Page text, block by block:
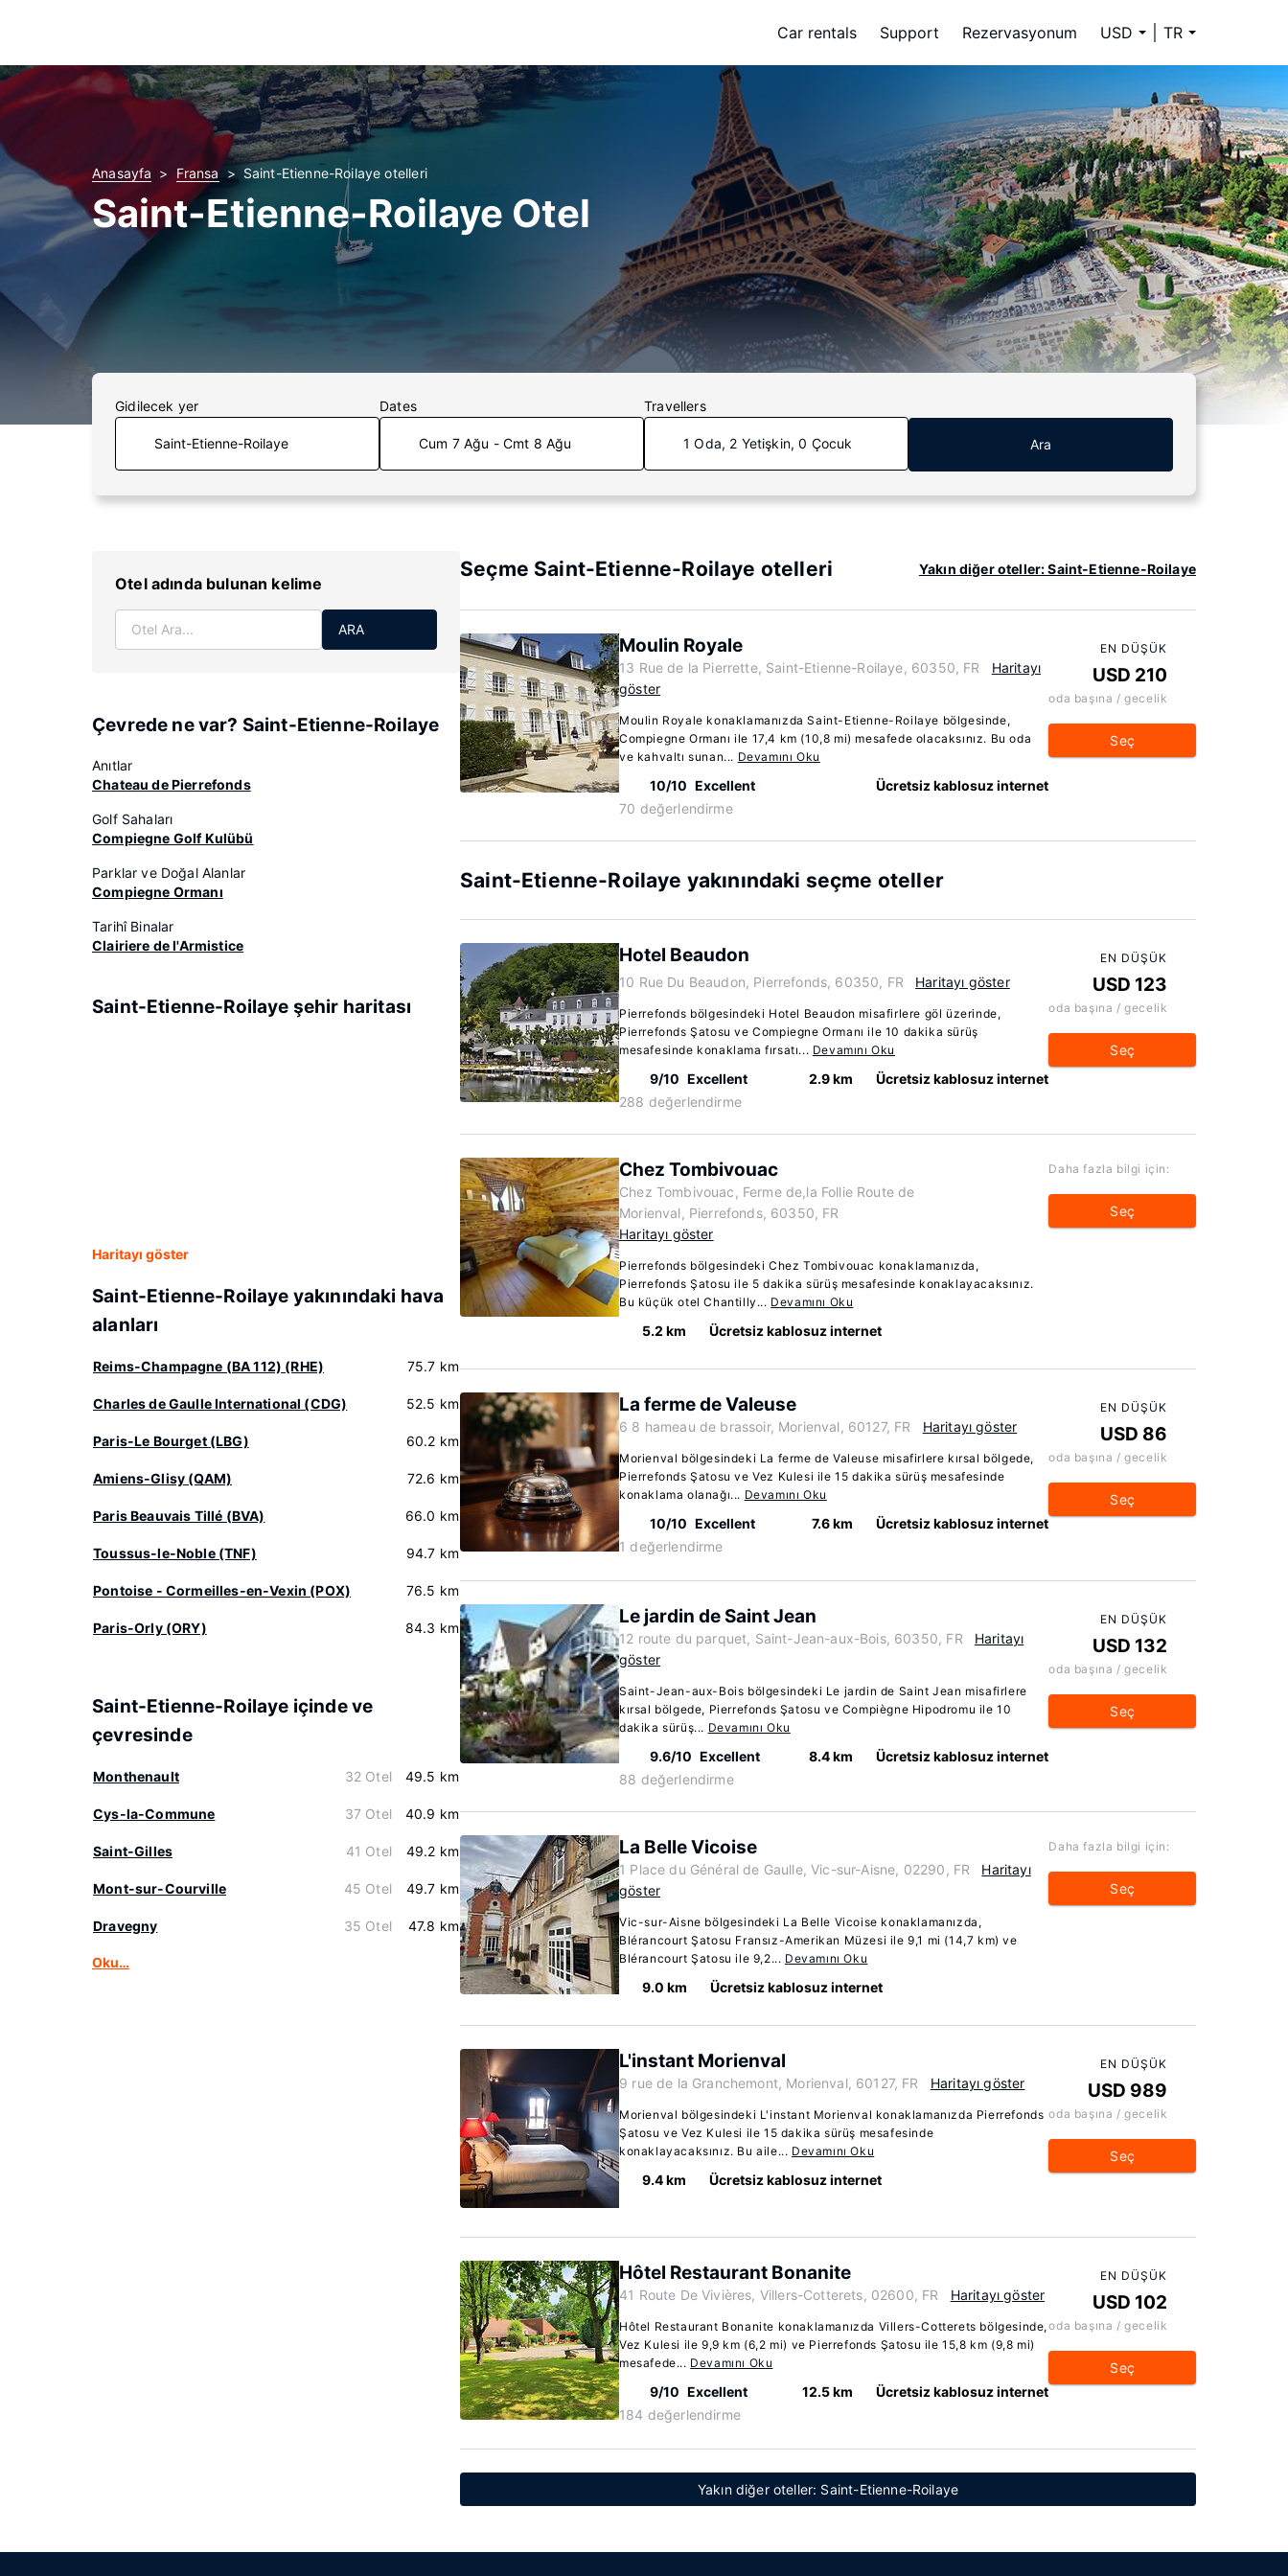
Car rentals Support Rezervasyonum USD TR
Anasayfa Fransa Saint-Etienne-Roilaye otelleri
Saint-Etienne-Roilaye Otel
Gidilecek yer Dates
Cum 7 Ağu - Cmt 8 Ağu
Travellers
1 Oda, 2 Yetişkin, 0 Çocuk Ara
Otel adında bulunan kelime
ARA
Çevrede ne var? Saint-Etienne-Roilaye
Anıtlar
Chateau de Pierrefonds
Golf Sahaları
Compiegne Golf Kulübü
Parklar ve Doğal Alanlar
Compiegne Ormanı
Tarihî Binalar
Clairiere de l'Armistice
Saint-Etienne-Roilaye şehir haritası
Haritayı göster
Saint-Etienne-Roilaye yakınındaki hava
alanları
Reims-Champagne (BA 112) (RHE) 75.7 km
Charles de Gaulle International (CDG) 52.5 km
Paris-Le Bourget (LBG) 60.2 km
Amiens-Glisy (QAM) 72.6 km
Paris Beauvais Tillé (BVA) 66.0 km
Toussus-le-Noble (TNF) 94.7 km
Pontoise - Cormeilles-en-Vexin (POX) 76.5 km
Paris-Orly (ORY) 84.3 km
Saint-Etienne-Roilaye içinde ve
çevresinde
Monthenault 32 Otel 49.5 km
Cys-la-Commune 37 Otel 40.9 km
Saint-Gilles 41 Otel 49.2 km
Mont-sur-Courville 45 Otel 49.7 km
Dravegny 35 Otel 47.8 km
Oku…
Seçme Saint-Etienne-Roilaye otelleri Yakın diğer oteller: Saint-Etienne-Roilaye
Moulin Royale
13 Rue de la Pierrette, Saint-Etienne-Roilaye, 60350, FR
Haritayı
göster
Moulin Royale konaklamanızda Saint-Etienne-Roilaye bölgesinde,
Compiegne Ormanı ile 17,4 km (10,8 mi) mesafede olacaksınız. Bu oda
ve kahvaltı sunan... Devamını Oku
10/10 Excellent
70 değerlendirme
Ücretsiz kablosuz internet
EN DÜŞÜK
USD 210
oda başına / gecelik
Seç
Saint-Etienne-Roilaye yakınındaki seçme oteller
Hotel Beaudon
10 Rue Du Beaudon, Pierrefonds, 60350, FR Haritayı göster
Pierrefonds bölgesindeki Hotel Beaudon misafirlere göl üzerinde,
Pierrefonds Şatosu ve Compiegne Ormanı ile 10 dakika sürüş
mesafesinde konaklama fırsatı... Devamını Oku
9/10 Excellent
288 değerlendirme
2.9 km Ücretsiz kablosuz internet
EN DÜŞÜK
USD 123
oda başına / gecelik
Seç
Chez Tombivouac
Chez Tombivouac, Ferme de,la Follie Route de
Morienval, Pierrefonds, 60350, FR
Haritayı göster
Pierrefonds bölgesindeki Chez Tombivouac konaklamanızda,
Pierrefonds Şatosu ile 5 dakika sürüş mesafesinde konaklayacaksınız.
Bu küçük otel Chantilly... Devamını Oku
5.2 km Ücretsiz kablosuz internet
Daha fazla bilgi için:
Seç
La ferme de Valeuse
6 8 hameau de brassoir, Morienval, 60127, FR Haritayı göster
Morienval bölgesindeki La ferme de Valeuse misafirlere kırsal bölgede,
Pierrefonds Şatosu ve Vez Kulesi ile 15 dakika sürüş mesafesinde
konaklama olanağı... Devamını Oku
10/10 Excellent
1 değerlendirme
7.6 km Ücretsiz kablosuz internet
EN DÜŞÜK
USD 86
oda başına / gecelik
Seç
Le jardin de Saint Jean
12 route du parquet, Saint-Jean-aux-Bois, 60350, FR
Haritayı
göster
Saint-Jean-aux-Bois bölgesindeki Le jardin de Saint Jean misafirlere
kırsal bölgede, Pierrefonds Şatosu ve Compiègne Hipodromu ile 10
dakika sürüş... Devamını Oku
9.6/10 Excellent
88 değerlendirme
8.4 km Ücretsiz kablosuz internet
EN DÜŞÜK
USD 132
oda başına / gecelik
Seç
La Belle Vicoise
1 Place du Général de Gaulle, Vic-sur-Aisne, 02290, FR
Haritayı
göster
Vic-sur-Aisne bölgesindeki La Belle Vicoise konaklamanızda,
Blérancourt Şatosu Fransız-Amerikan Müzesi ile 9,1 mi (14,7 km) ve
Blérancourt Şatosu ile 9,2... Devamını Oku
9.0 km Ücretsiz kablosuz internet
Daha fazla bilgi için:
Seç
L'instant Morienval
9 rue de la Granchemont, Morienval, 60127, FR Haritayı göster
Morienval bölgesindeki L'instant Morienval konaklamanızda Pierrefonds
Şatosu ve Vez Kulesi ile 15 dakika sürüş mesafesinde
konaklayacaksınız. Bu aile... Devamını Oku
9.4 km Ücretsiz kablosuz internet
EN DÜŞÜK
USD 989
oda başına / gecelik
Seç
Hôtel Restaurant Bonanite
41 Route De Vivières, Villers-Cotterets, 02600, FR Haritayı göster
Hôtel Restaurant Bonanite konaklamanızda Villers-Cotterets bölgesinde,
Vez Kulesi ile 9,9 km (6,2 mi) ve Pierrefonds Şatosu ile 15,8 km (9,8 mi)
mesafede... Devamını Oku
9/10 Excellent
184 değerlendirme
12.5 km Ücretsiz kablosuz internet
EN DÜŞÜK
USD 102
oda başına / gecelik
Seç
Yakın diğer oteller: Saint-Etienne-Roilaye